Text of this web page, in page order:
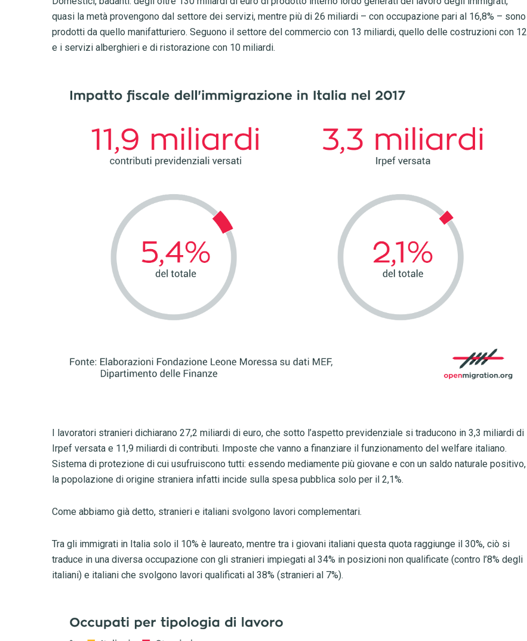
quasi la metà provengono dal settore dei servizi, mentre più di 26 miliardi – con occupazione pari al 16,8% – sono
prodotti da quello manifatturiero. Seguono il settore del commercio con 13 miliardi, quello delle costruzioni con 12
e i servizi alberghieri e di ristorazione con 10 miliardi.
I lavoratori stranieri dichiarano 27,2 miliardi di euro, che sotto l’aspetto previdenziale si traducono in 3,3 miliardi di
Irpef versata e 11,9 miliardi di contributi. Imposte che vanno a finanziare il funzionamento del welfare italiano.
Sistema di protezione di cui usufruiscono tutti: essendo mediamente più giovane e con un saldo naturale positivo,
la popolazione di origine straniera infatti incide sulla spesa pubblica solo per il 2,1%.
Come abbiamo già detto, stranieri e italiani svolgono lavori complementari.
Tra gli immigrati in Italia solo il 10% è laureato, mentre tra i giovani italiani questa quota raggiunge il 30%, ciò si
traduce in una diversa occupazione con gli stranieri impiegati al 34% in posizioni non qualificate (contro l’8% degli
italiani) e italiani che svolgono lavori qualificati al 38% (stranieri al 7%).